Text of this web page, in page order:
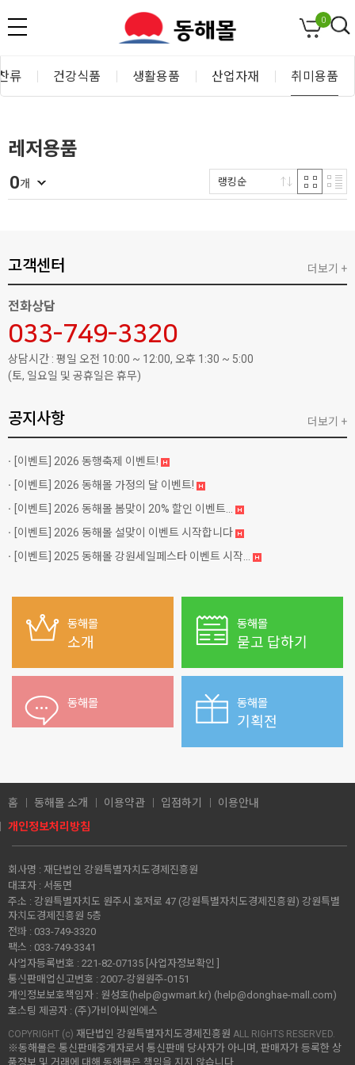
0
류 건강식품 생활용품 산업자재 취미용품
레저용품
0개 랭킹순
고객센터
전화상담
033-749-3320
상담시간 : 평일 오전 10:00 ~ 12:00, 오후 1:30 ~ 5:00
(토, 일요일 및 공휴일은 휴무)
더보기 +
공지사항
[이벤트] 2026 동행축제 이벤트!
[이벤트] 2026 동해몰 가정의 달 이벤트!
[이벤트] 2026 동해몰 봄맞이 20% 할인 이벤트...
[이벤트] 2026 동해몰 설맞이 이벤트 시작합니다
[이벤트] 2025 동해몰 강원세일페스타 이벤트 시작...
더보기 +
동해몰
소개
동해몰
묻고 답하기
동해몰 동해몰
기획전
홈 동해몰 소개 이용약관 입점하기
이용안내
개인정보처리방침
회사명 : 재단법인 강원특별자치도경제진흥원
대표자 : 서동면
주소 : 강원특별자치도 원주시 호저로 47 (강원특별자치도경제진흥원) 강원특별
자치도경제진흥원 5층
전화 : 033-749-3320
팩스 : 033-749-3341
사업자등록번호 : 221-82-07135 [사업자정보확인 ]
통신판매업신고번호 : 2007-강원원주-0151
개인정보보호책임자 : 원성호(help@gwmart.kr) (help@donghae-mall.com)
호스팅 제공자 : (주)가비아씨엔에스
COPYRIGHT (c) 재단법인 강원특별자치도경제진흥원 ALL RIGHTS RESERVED.
※동해몰은 통신판매중개자로서 통신판매 당사자가 아니며, 판매자가 등록한 상
품정보 및 거래에 대해 동해몰은 책임을 지지 않습니다.